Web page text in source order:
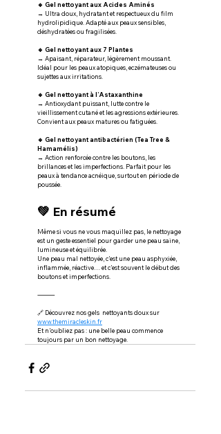
🔹 Gel nettoyant aux Acides Aminés
→ Ultra doux, hydratant et respectueux du film
hydrolipidique. Adapté aux peaux sensibles,
déshydratées ou fragilisées.
🔹 Gel nettoyant aux 7 Plantes
→ Apaisant, réparateur, légèrement moussant.
Idéal pour les peaux atopiques, eczémateuses ou
sujettes aux irritations.
🔹 Gel nettoyant à l’Astaxanthine
→ Antioxydant puissant, lutte contre le
vieillissement cutané et les agressions extérieures.
Convient aux peaux matures ou fatiguées.
🔹 Gel nettoyant antibactérien (Tea Tree &
Hamamélis)
→ Action renforcée contre les boutons, les
brillances et les imperfections. Parfait pour les
peaux à tendance acnéique, surtout en période de
poussée.
💚 En résumé
Même si vous ne vous maquillez pas, le nettoyage
est un geste essentiel pour garder une peau saine,
lumineuse et équilibrée.
Une peau mal nettoyée, c’est une peau asphyxiée,
inflammée, réactive… et c’est souvent le début des
boutons et imperfections.
⸻
🔗 Découvrez nos gels  nettoyants doux sur
www.themiracleskin.fr
Et n’oubliez pas : une belle peau commence
toujours par un bon nettoyage.